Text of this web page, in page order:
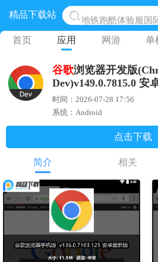
精品下载站
地铁跑酷体验服国
网易光遇手游正版
蛋仔派对下载 蛋仔
奥特曼王者传奇 正
首页 应用 网游 单
谷歌浏览器开发版
Dev)v149.0.7815.0 安
时间：2026-07-28 17:56
系统：Android
点击下载
简介 相关